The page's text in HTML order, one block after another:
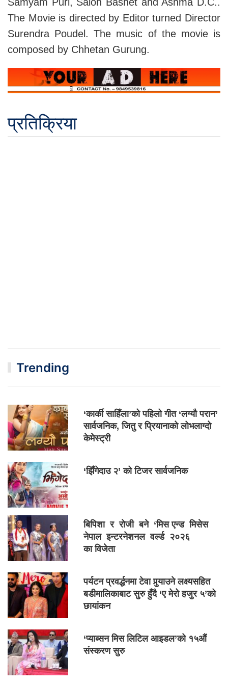
The Movie is directed by Editor turned Director
Surendra Poudel. The music of the movie is
composed by Chhetan Gurung.
प्रतिक्रिया
Trending
‘कार्की साहिँला’को पहिलो गीत ‘लग्यौ परान’
सार्वजनिक, जितु र प्रियानाको लोभलाग्दो
केमेस्ट्री
‘झिँगेदाउ २’ को टिजर सार्वजनिक
बिपिशा र रोजी बने ‘मिस एन्ड मिसेस
नेपाल इन्टरनेशनल वर्ल्ड २०२६
का विजेता
पर्यटन प्रवर्द्धनमा टेवा पुर्‍याउने लक्ष्यसहित
बडीमालिकाबाट सुरु हुँदै ‘ए मेरो हजुर ५’को
छायांकन
‘प्याब्सन मिस लिटिल आइडल’को १५औं
संस्करण सुरु